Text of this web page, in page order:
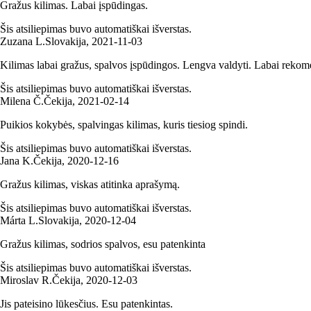
Gražus kilimas. Labai įspūdingas.
Šis atsiliepimas buvo automatiškai išverstas.
Zuzana L.Slovakija, 2021‑11‑03
Kilimas labai gražus, spalvos įspūdingos. Lengva valdyti. Labai
Šis atsiliepimas buvo automatiškai išverstas.
Milena Č.Čekija, 2021‑02‑14
Puikios kokybės, spalvingas kilimas, kuris tiesiog spindi.
Šis atsiliepimas buvo automatiškai išverstas.
Jana K.Čekija, 2020‑12‑16
Gražus kilimas, viskas atitinka aprašymą.
Šis atsiliepimas buvo automatiškai išverstas.
Márta L.Slovakija, 2020‑12‑04
Gražus kilimas, sodrios spalvos, esu patenkinta
Šis atsiliepimas buvo automatiškai išverstas.
Miroslav R.Čekija, 2020‑12‑03
Jis pateisino lūkesčius. Esu patenkintas.